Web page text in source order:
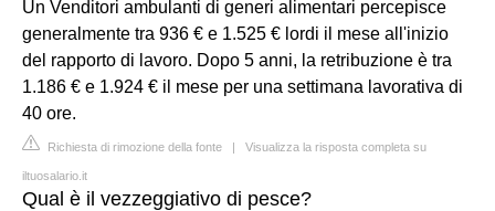
Un Venditori ambulanti di generi alimentari percepisce
generalmente tra 936 € e 1.525 € lordi il mese all'inizio
del rapporto di lavoro. Dopo 5 anni, la retribuzione è tra
1.186 € e 1.924 € il mese per una settimana lavorativa di
40 ore.
Richiesta di rimozione della fonte | Visualizza la risposta completa su
iltuosalario.it
Qual è il vezzeggiativo di pesce?